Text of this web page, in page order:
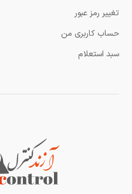
تغییر رمز عبور
حساب کاربری من
سبد استعلام